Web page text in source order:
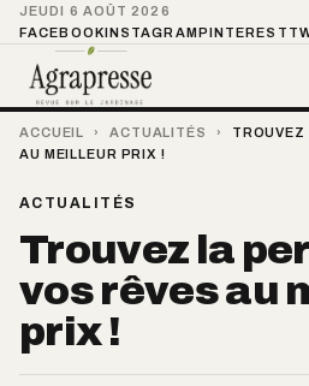
JEUDI 6 AOÛT 2026
FACEBOOKINSTAGRAMPINTEREST
ACCUEIL › ACTUALITÉS ›
TROUVEZ
AU MEILLEUR PRIX !
ACTUALITÉS
Trouvez la
vos rêves au
prix !